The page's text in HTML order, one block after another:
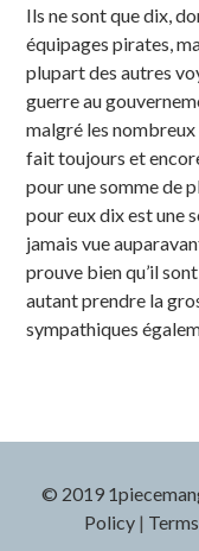
Ils ne sont que dix,
équipages pirates,
plupart des autres
guerre au
malgré les
fait toujours et
pour une somme de
pour eux dix est une
jamais vue
prouve bien qu’il
autant prendre la
sympathiques
© 2019
Policy |